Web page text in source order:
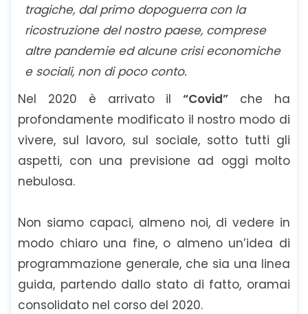
tragiche, dal primo dopoguerra con la
ricostruzione del nostro paese, comprese
altre pandemie ed alcune crisi economiche
e sociali, non di poco conto.
Nel 2020 è arrivato il“Covid” che ha
profondamente modificato il nostro modo di
vivere, sul lavoro, sul sociale, sotto tutti gli
aspetti, con una previsione ad oggi molto
nebulosa.
Non siamo capaci, almeno noi, di vedere in
modo chiaro una fine, o almeno un’idea di
programmazione generale, che sia una linea
guida, partendo dallo stato di fatto, oramai
consolidato nel corso del 2020.